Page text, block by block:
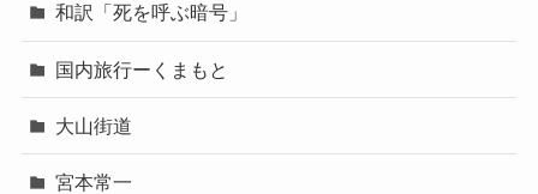
和訳「死を呼ぶ暗号」
国内旅行ーくまもと
大山街道
宮本常一